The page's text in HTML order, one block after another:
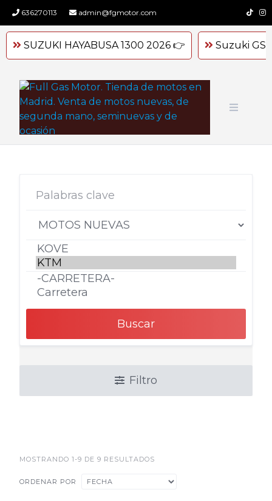
636270113 admin@fgmotor.com
SUZUKI HAYABUSA 1300 2026 👉 Suzuki
Skip
content
Buscar
Filtro
MOSTRANDO 1-9 DE 9 RESULTADOS
ORDENAR POR